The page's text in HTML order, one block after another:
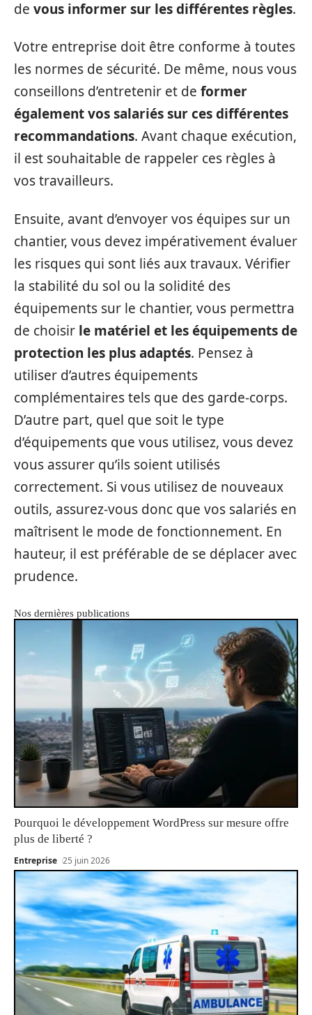
de vous informer sur les différentes règles.
Votre entreprise doit être conforme à toutes
les normes de sécurité. De même, nous vous
conseillons d’entretenir et de former
également vos salariés sur ces différentes
recommandations. Avant chaque exécution,
il est souhaitable de rappeler ces règles à
vos travailleurs.
Ensuite, avant d’envoyer vos équipes sur un
chantier, vous devez impérativement évaluer
les risques qui sont liés aux travaux. Vérifier
la stabilité du sol ou la solidité des
équipements sur le chantier, vous permettra
de choisir le matériel et les équipements de
protection les plus adaptés. Pensez à
utiliser d’autres équipements
complémentaires tels que des garde-corps.
D’autre part, quel que soit le type
d’équipements que vous utilisez, vous devez
vous assurer qu’ils soient utilisés
correctement. Si vous utilisez de nouveaux
outils, assurez-vous donc que vos salariés en
maîtrisent le mode de fonctionnement. En
hauteur, il est préférable de se déplacer avec
prudence.
Nos dernières publications
Pourquoi le développement WordPress sur mesure offre
plus de liberté ?
Entreprise 25 juin 2026